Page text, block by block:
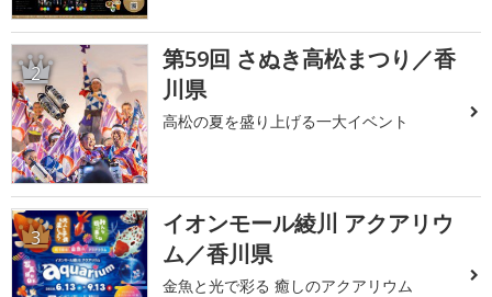
2
第59回 さぬき高松まつり／香
川県
高松の夏を盛り上げる一大イベント
3
イオンモール綾川 アクアリウ
ム／香川県
金魚と光で彩る 癒しのアクアリウム